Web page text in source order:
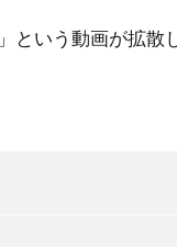
という動画が拡散